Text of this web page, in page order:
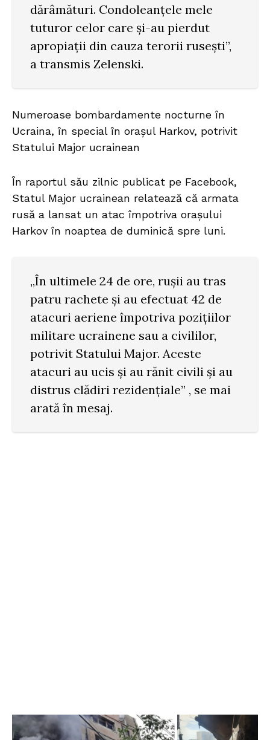
dărâmături. Condoleanțele mele
tuturor celor care și-au pierdut
apropiații din cauza terorii rusești”,
a transmis Zelenski.
Numeroase bombardamente nocturne în
Ucraina, în special în orașul Harkov, potrivit
Statului Major ucrainean
În raportul său zilnic publicat pe Facebook,
Statul Major ucrainean relatează că armata
rusă a lansat un atac împotriva orașului
Harkov în noaptea de duminică spre luni.
„În ultimele 24 de ore, rușii au tras
patru rachete și au efectuat 42 de
atacuri aeriene împotriva pozițiilor
militare ucrainene sau a civililor,
potrivit Statului Major. Aceste
atacuri au ucis și au rănit civili și au
distrus clădiri rezidențiale” , se mai
arată în mesaj.